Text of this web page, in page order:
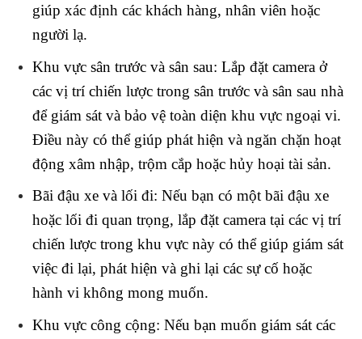
giúp xác định các khách hàng, nhân viên hoặc
người lạ.
Khu vực sân trước và sân sau: Lắp đặt camera ở
các vị trí chiến lược trong sân trước và sân sau nhà
để giám sát và bảo vệ toàn diện khu vực ngoại vi.
Điều này có thể giúp phát hiện và ngăn chặn hoạt
động xâm nhập, trộm cắp hoặc hủy hoại tài sản.
Bãi đậu xe và lối đi: Nếu bạn có một bãi đậu xe
hoặc lối đi quan trọng, lắp đặt camera tại các vị trí
chiến lược trong khu vực này có thể giúp giám sát
việc đi lại, phát hiện và ghi lại các sự cố hoặc
hành vi không mong muốn.
Khu vực công cộng: Nếu bạn muốn giám sát các